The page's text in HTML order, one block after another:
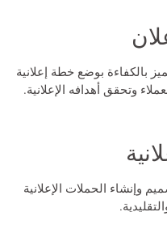
بالكفاءة بوضع خطة إعلانية
وتحقق أهدافه الإعلانية.
وإنشاء الحملات الإعلانية